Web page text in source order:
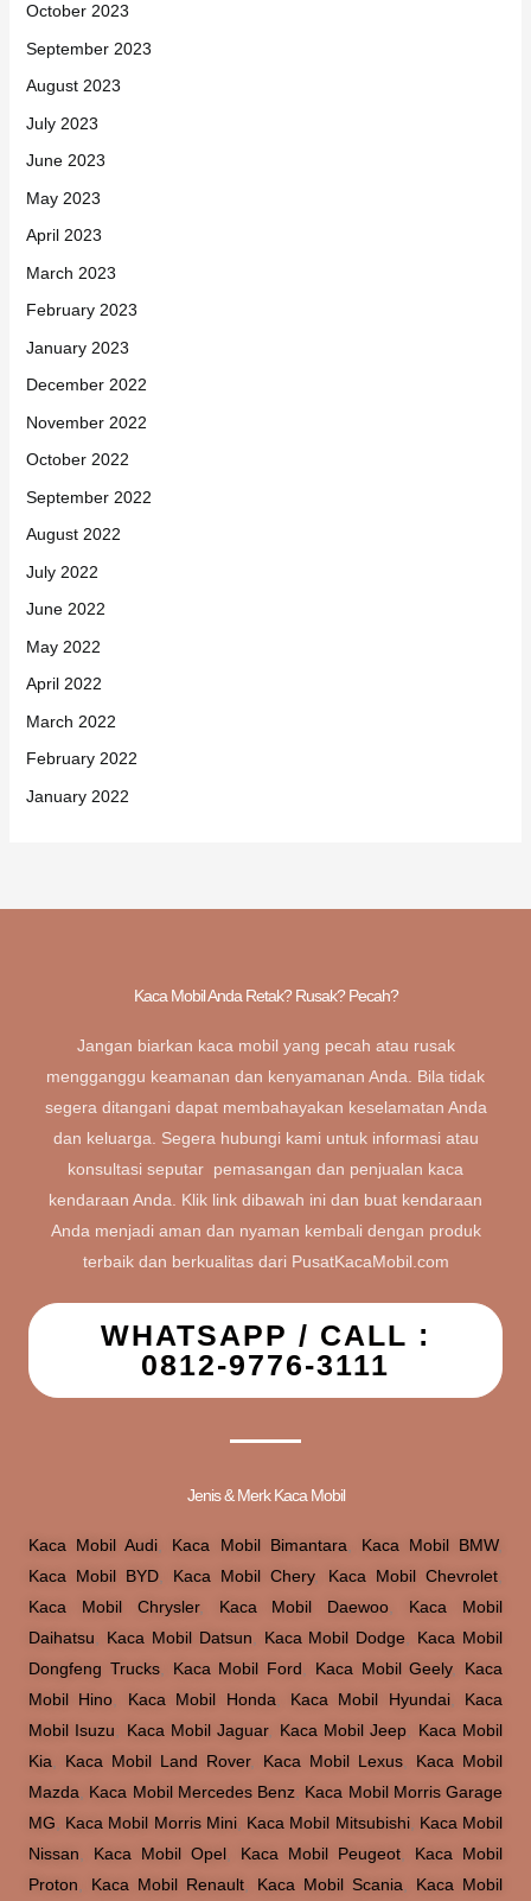
October 2023
September 2023
August 2023
July 2023
June 2023
May 2023
April 2023
March 2023
February 2023
January 2023
December 2022
November 2022
October 2022
September 2022
August 2022
July 2022
June 2022
May 2022
April 2022
March 2022
February 2022
January 2022
Kaca Mobil Anda Retak? Rusak? Pecah?
Jangan biarkan kaca mobil yang pecah atau rusak
mengganggu keamanan dan kenyamanan Anda. Bila tidak
segera ditangani dapat membahayakan keselamatan Anda
dan keluarga. Segera hubungi kami untuk informasi atau
konsultasi seputar pemasangan dan penjualan kaca
kendaraan Anda. Klik link dibawah ini dan buat kendaraan
Anda menjadi aman dan nyaman kembali dengan produk
terbaik dan berkualitas dari PusatKacaMobil.com
WHATSAPP / CALL :
0812-9776-3111
Jenis & Merk Kaca Mobil
Kaca Mobil Audi Kaca Mobil Bimantara Kaca Mobil BMW,
Kaca Mobil BYD
Kaca Mobil Chery, Kaca Mobil Chevrolet
Kaca Mobil Chrysler, Kaca Mobil Daewoo
Kaca Mobil
Daihatsu
Kaca Mobil Datsun Kaca Mobil Dodge
Kaca Mobil
Dongfeng Trucks, Kaca Mobil Ford Kaca Mobil Geely, Kaca
Mobil Hino
Kaca Mobil Honda Kaca Mobil Hyundai, Kaca
Mobil Isuzu
Kaca Mobil Jaguar, Kaca Mobil Jeep
Kaca Mobil
Kia
Kaca Mobil Land Rover, Kaca Mobil Lexus
Kaca Mobil
Mazda
Kaca Mobil Mercedes Benz Kaca Mobil Morris Garage
MG
Kaca Mobil Morris Mini, Kaca Mobil Mitsubishi, Kaca Mobil
Nissan
Kaca Mobil Opel Kaca Mobil Peugeot
Kaca Mobil
Proton
Kaca Mobil Renault Kaca Mobil Scania Kaca Mobil